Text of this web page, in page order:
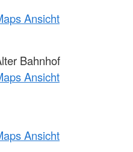
Ansicht
Bahnhof
Ansicht
Ansicht